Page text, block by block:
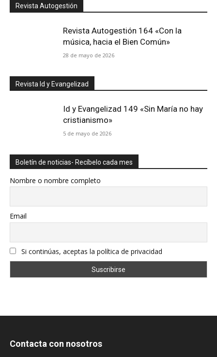
Revista Autogestión
Revista Autogestión 164 «Con la
música, hacia el Bien Común»
28 de mayo de 2026
Revista Id y Evangelizad
Id y Evangelizad 149 «Sin María no hay
cristianismo»
5 de mayo de 2026
Boletín de noticias- Recíbelo cada mes
Nombre o nombre completo
Email
Si continúas, aceptas la política de privacidad
Contacta con nosotros